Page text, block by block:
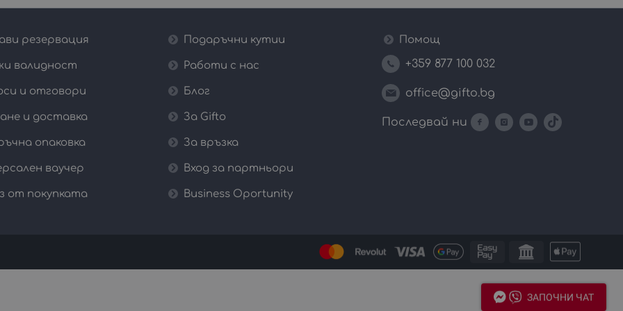
резервация
валидност
и отговори
и доставка
опаковка
ваучер
от покупката
Подаръчни кутии
Работи с нас
Блог
За Gifto
За връзка
Вход за партньори
Business Oportunity
Помощ
+359 877 100 032
office@gifto.bg
Последвай ни
ЗАПОЧНИ ЧАТ